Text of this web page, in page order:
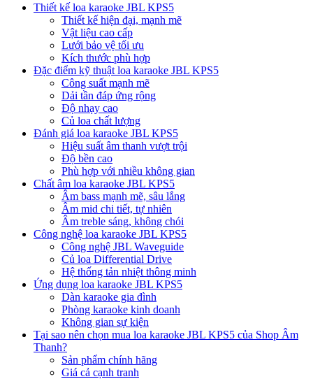
Thiết kế loa karaoke JBL KPS5
Thiết kế hiện đại, mạnh mẽ
Vật liệu cao cấp
Lưới bảo vệ tối ưu
Kích thước phù hợp
Đặc điểm kỹ thuật loa karaoke JBL KPS5
Công suất mạnh mẽ
Dải tần đáp ứng rộng
Độ nhạy cao
Củ loa chất lượng
Đánh giá loa karaoke JBL KPS5
Hiệu suất âm thanh vượt trội
Độ bền cao
Phù hợp với nhiều không gian
Chất âm loa karaoke JBL KPS5
Âm bass mạnh mẽ, sâu lắng
Âm mid chi tiết, tự nhiên
Âm treble sáng, không chói
Công nghệ loa karaoke JBL KPS5
Công nghệ JBL Waveguide
Củ loa Differential Drive
Hệ thống tản nhiệt thông minh
Ứng dụng loa karaoke JBL KPS5
Dàn karaoke gia đình
Phòng karaoke kinh doanh
Không gian sự kiện
Tại sao nên chọn mua loa karaoke JBL KPS5 của Shop Âm
Thanh?
Sản phẩm chính hãng
Giá cả cạnh tranh